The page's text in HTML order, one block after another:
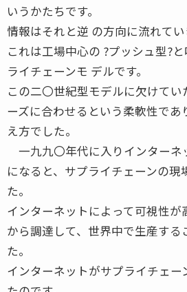
いうかたちです。
情報はそれと逆 の方向に流れてい
これは工場中心の ?プッシュ型?
ライチェーンモ デルです。
この二〇世紀型モデルに欠けて
ーズに合わせるという柔軟性であ
え方でした。
一九九〇年代に入りインターネ
になると、サプライチェーンの現
た。
インターネットによって可視性が
から調達して、世界中で生産する
た。
インターネットがサプライチェー